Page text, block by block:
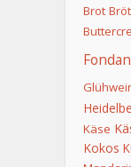
Brot
Käse
Kokos